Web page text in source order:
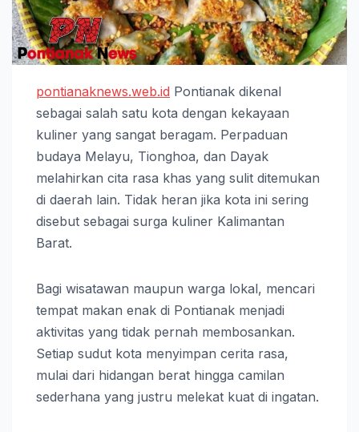
pontianaknews.web.id Pontianak dikenal
sebagai salah satu kota dengan kekayaan
kuliner yang sangat beragam. Perpaduan
budaya Melayu, Tionghoa, dan Dayak
melahirkan cita rasa khas yang sulit ditemukan
di daerah lain. Tidak heran jika kota ini sering
disebut sebagai surga kuliner Kalimantan
Barat.
Bagi wisatawan maupun warga lokal, mencari
tempat makan enak di Pontianak menjadi
aktivitas yang tidak pernah membosankan.
Setiap sudut kota menyimpan cerita rasa,
mulai dari hidangan berat hingga camilan
sederhana yang justru melekat kuat di ingatan.